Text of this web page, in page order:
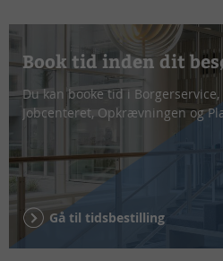
Book tid inden dit
Du kan booke tid i
Jobcenteret, Opkrævningen og
Gå til tidsbestilling